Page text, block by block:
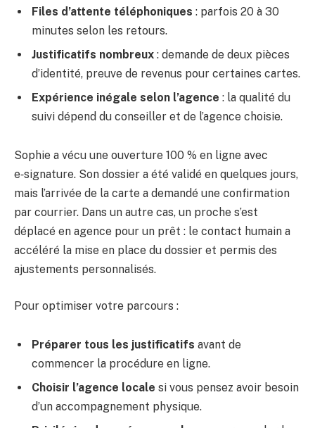
Files d’attente téléphoniques : parfois 20 à 30
minutes selon les retours.
Justificatifs nombreux : demande de deux pièces
d’identité, preuve de revenus pour certaines cartes.
Expérience inégale selon l’agence : la qualité du
suivi dépend du conseiller et de l’agence choisie.
Sophie a vécu une ouverture 100 % en ligne avec
e‑signature. Son dossier a été validé en quelques jours,
mais l’arrivée de la carte a demandé une confirmation
par courrier. Dans un autre cas, un proche s’est
déplacé en agence pour un prêt : le contact humain a
accéléré la mise en place du dossier et permis des
ajustements personnalisés.
Pour optimiser votre parcours :
Préparer tous les justificatifs avant de
commencer la procédure en ligne.
Choisir l’agence locale si vous pensez avoir besoin
d’un accompagnement physique.